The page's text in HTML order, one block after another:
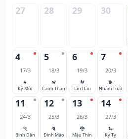
27 28 29 30
4
17/3
🐐
Kỷ Mùi
5
18/3
🐒
Canh Thân
6
19/3
🐓
Tân Dậu
7
20/3
🐕
Nhâm Tuất
11
24/3
🐅
Bính Dần
12
25/3
🐈
Đinh Mão
13
26/3
🐉
Mậu Thìn
14
27/3
🐍
Kỷ Tỵ